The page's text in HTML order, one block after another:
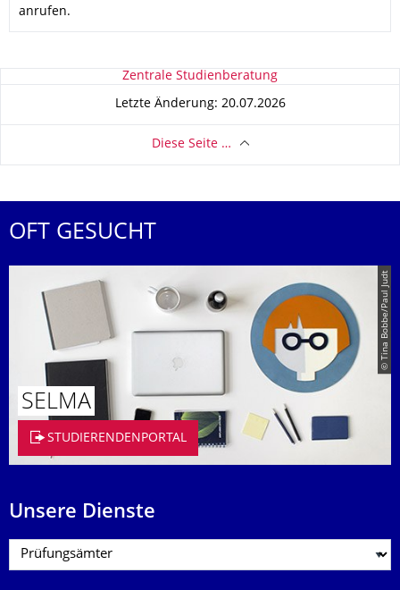
anrufen.
Zu dieser SeiteZentrale Studienberatung
Letzte Änderung: 20.07.2026
Diese Seite …
OFT GESUCHT
© Tina Bobbe/Paul Judt
SELMA
STUDIERENDENPORTAL
Unsere Dienste